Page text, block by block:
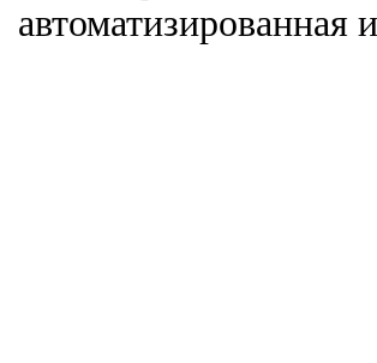
автоматизированная